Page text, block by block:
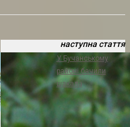
наступна стаття
У Бучанському
районі бачили
шакала